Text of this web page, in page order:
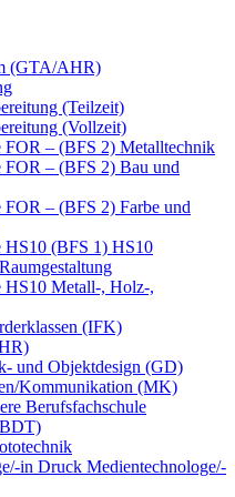
(GTA/AHR)
(Teilzeit)
(Vollzeit)
FOR – (BFS 2) Metalltechnik
FOR – (BFS 2) Bau und
FOR – (BFS 2) Farbe und
HS10 (BFS 1) HS10
HS10 Metall-, Holz-,
(IFK)
und Objektdesign (GD)
Kommunikation (MK)
Berufsfachschule
in Druck Medientechnologe/-